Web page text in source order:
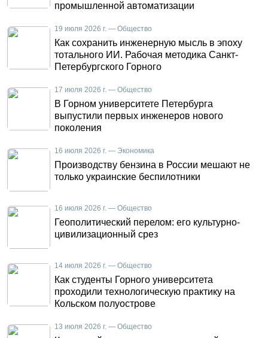
промышленной автоматизации
19 июля 2026 г. — Общество
Как сохранить инженерную мысль в эпоху
тотального ИИ. Рабочая методика Санкт-
Петербургского Горного
17 июля 2026 г. — Общество
В Горном университете Петербурга
выпустили первых инженеров нового
поколения
16 июля 2026 г. — Экономика
Производству бензина в России мешают не
только украинские беспилотники
16 июля 2026 г. — Общество
Геополитический перелом: его культурно-
цивилизационный срез
14 июля 2026 г. — Общество
Как студенты Горного университета
проходили технологическую практику на
Кольском полуострове
13 июля 2026 г. — Общество